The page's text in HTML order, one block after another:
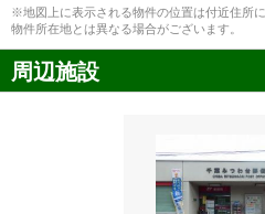
※地図上に表示される物件の位置は付近住所
物件所在地とは異なる場合がございます。
周辺施設